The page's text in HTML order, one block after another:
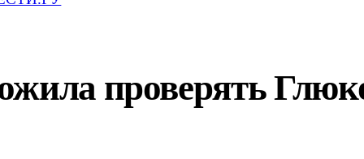
проверять